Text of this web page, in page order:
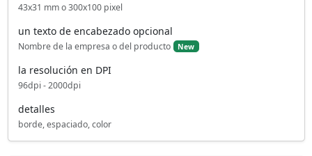
43x31 mm o 300x100 pixel
un texto de encabezado opcional
Nombre de la empresa o del producto New
la resolución en DPI
96dpi - 2000dpi
detalles
borde, espaciado, color